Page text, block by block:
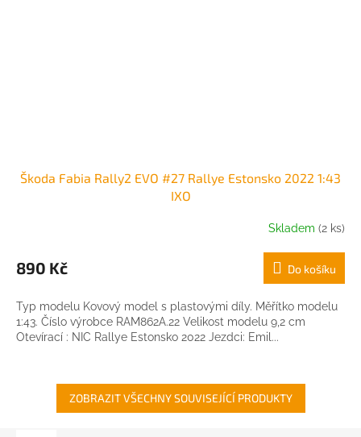
Škoda Fabia Rally2 EVO #27 Rallye Estonsko 2022 1:43
IXO
Skladem (2 ks)
890 Kč Do košíku
Typ modelu Kovový model s plastovými díly. Měřítko modelu
1:43. Číslo výrobce RAM862A.22 Velikost modelu 9,2 cm
Otevírací : NIC Rallye Estonsko 2022 Jezdci: Emil...
ZOBRAZIT VŠECHNY SOUVISEJÍCÍ PRODUKTY